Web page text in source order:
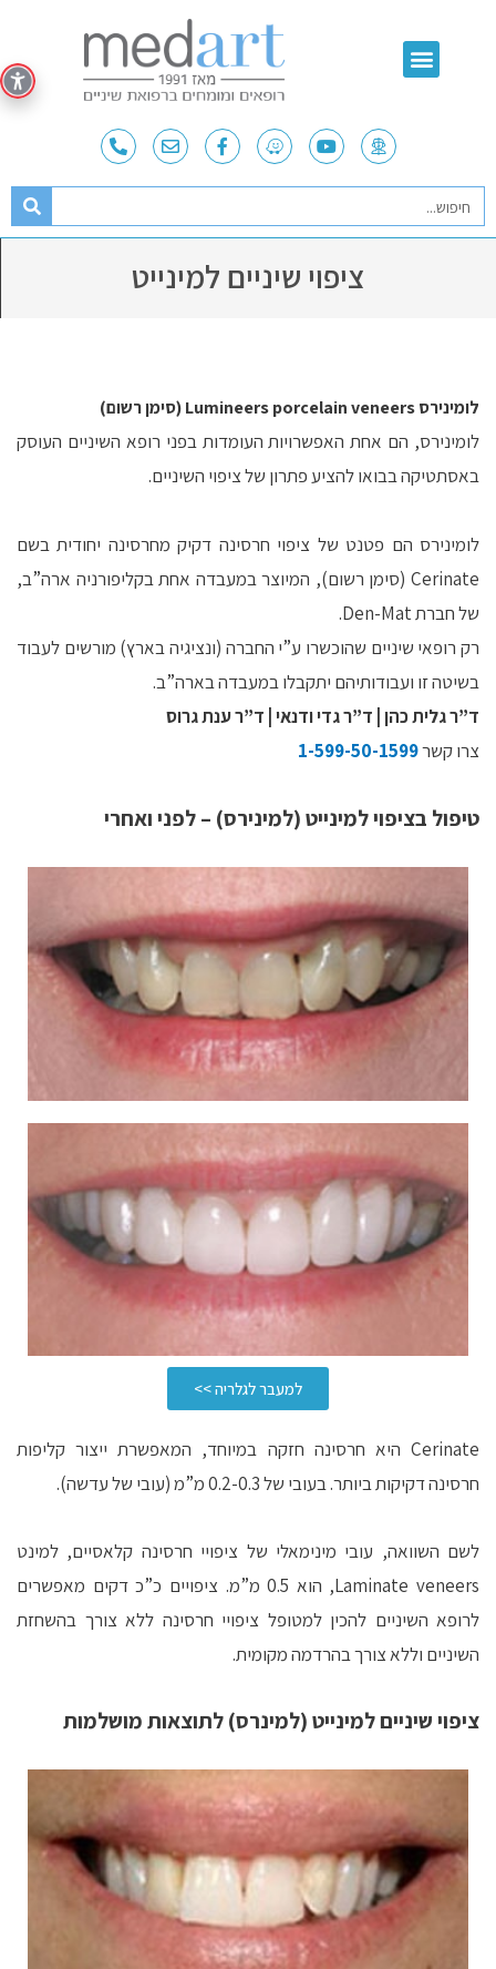
ציפוי שיניים למינייט
לומינירס Lumineers porcelain veneers (סימן רשום)
לומינירס, הם אחת האפשרויות העומדות בפני רופא השיניים העוסק
באסתטיקה בבואו להציע פתרון של ציפוי השיניים.
לומינירס הם פטנט של ציפוי חרסינה דקיק מחרסינה יחודית בשם
Cerinate (סימן רשום), המיוצר במעבדה אחת בקליפורניה ארה”ב,
של חברת Den-Mat.
רק רופאי שיניים שהוכשרו ע”י החברה (ונציגיה בארץ) מורשים לעבוד
בשיטה זו ועבודותיהם יתקבלו במעבדה בארה”ב.
ד”ר גלית כהן | ד”ר גדי ודנאי | ד”ר ענת גרוס
צרו קשר1-599-50-1599​
טיפול בציפוי למינייט (למינירס) – לפני ואחרי
למעבר לגלריה >>
Cerinate היא חרסינה חזקה במיוחד, המאפשרת ייצור קליפות
חרסינה דקיקות ביותר. בעובי של 0.2-0.3 מ”מ (עובי של עדשה).
לשם השוואה, עובי מינימאלי של ציפויי חרסינה קלאסיים, למינט
Laminate veneers, הוא 0.5 מ”מ. ציפויים כ”כ דקים מאפשרים
לרופא השיניים להכין למטופל ציפויי חרסינה ללא צורך בהשחזת
השיניים וללא צורך בהרדמה מקומית.
ציפוי שיניים למינייט (למינרס) לתוצאות מושלמות